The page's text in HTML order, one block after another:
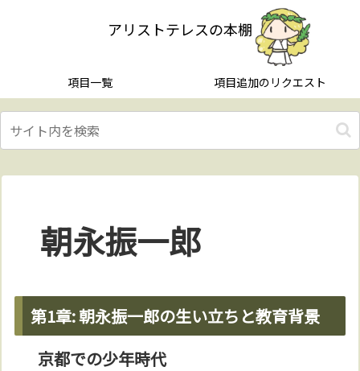
アリストテレスの本棚
項目一覧 項目追加のリクエスト
朝永振一郎
第1章: 朝永振一郎の生い立ちと教育背景
京都での少年時代